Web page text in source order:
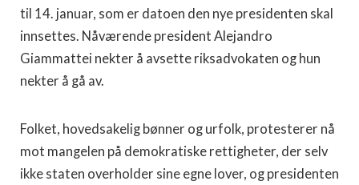
til 14. januar, som er datoen den nye presidenten skal
innsettes. Nåværende president Alejandro
Giammattei nekter å avsette riksadvokaten og hun
nekter å gå av.
Folket, hovedsakelig bønner og urfolk, protesterer nå
mot mangelen på demokratiske rettigheter, der selv
ikke staten overholder sine egne lover, og presidenten